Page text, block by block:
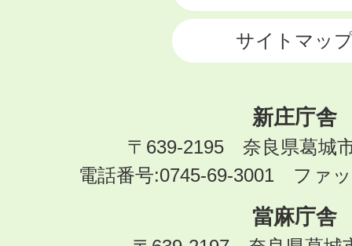
サイトマッ
新庄庁舎
〒639-2195 奈良県葛城
電話番号:0745-69-3001 ファ
當麻庁舎